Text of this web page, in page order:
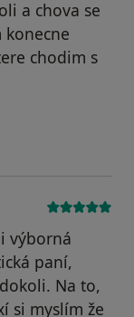
a chova se
konecne
chodim s
výborná
paní,
Na to,
si myslím že